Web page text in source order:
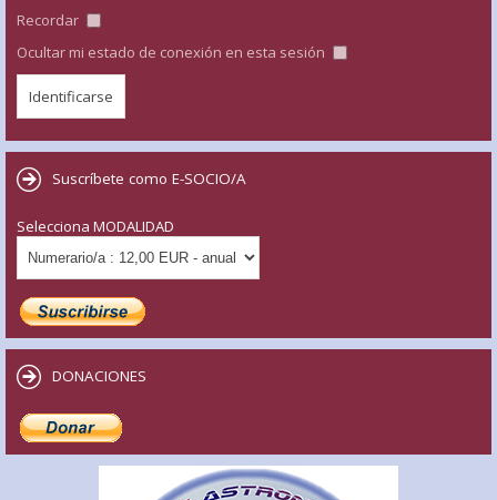
Recordar
Ocultar mi estado de conexión en esta sesión
Suscríbete como E-SOCIO/A
Selecciona MODALIDAD
DONACIONES